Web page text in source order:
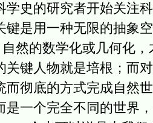
史的研究者开始关注
是用一种无限的抽象
然的数学化或几何化
键人物就是培根；而
彻底的方式完成自然
一个完全不同的世界